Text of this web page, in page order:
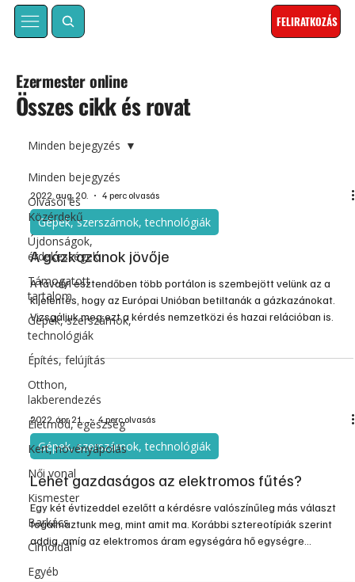
FELIRATKOZÁS
Összes cikk és rovat
Ezermester online
Minden bejegyzés
Olvasói és
Közérdekű
Újdonságok,
érdekességek
Támogatott
tartalom
Gépek, szerszámok,
technológiák
Építés, felújítás
Otthon,
lakberendezés
Életmód, egészség
Kert, növényápolás
Női vonal
Kismester
Barkács
Címoldal
Egyéb
Minden bejegyzés
2022. aug. 20. 4 perc olvasás
Gépek, szerszámok, technológiák
A gázkazánok jövője
A tavalyi esztendőben több portálon is szembejött velünk az a
kijelentés, hogy az Európai Unióban betiltanák a gázkazánokat.
Vizsgáljuk meg ezt a kérdés nemzetközi és hazai relációban is.
2022. ápr. 21. 4 perc olvasás
Gépek, szerszámok, technológiák
Lehet gazdaságos az elektromos fűtés?
Egy két évtizeddel ezelőtt a kérdésre valószínűleg más választ
fogalmaztunk meg, mint amit ma. Korábbi sztereotípiák szerint
addig, amíg az elektromos áram egységára hő egységre
versenyképes a villamos fűtés. De változik a technika, és sajnos